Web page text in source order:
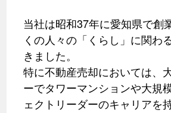
当社は昭和37年に愛知県で創
くの人々の「くらし」に関わ
きました。
特に不動産売却においては、
ーでタワーマンションや大規
ェクトリーダーのキャリアを